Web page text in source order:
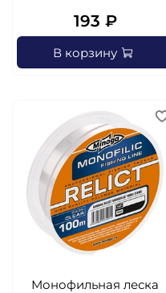
193 ₽
В корзину
Монофильная леска